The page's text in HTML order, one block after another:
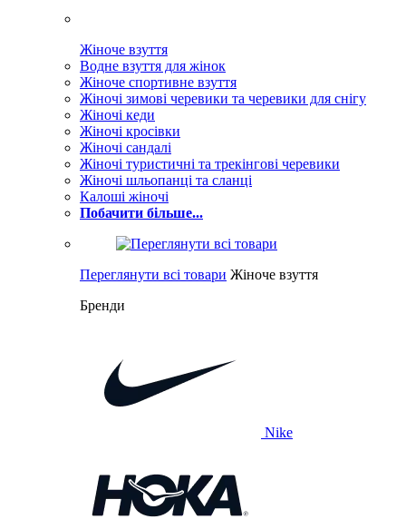
Жіноче взуття
Водне взуття для жінок
Жіноче спортивне взуття
Жіночі зимові черевики та черевики для снігу
Жіночі кеди
Жіночі кросівки
Жіночі сандалі
Жіночі туристичні та трекінгові черевики
Жіночі шльопанці та сланці
Калоші жіночі
Побачити більше...
Переглянути всі товари Жіноче взуття
Бренди
Nike